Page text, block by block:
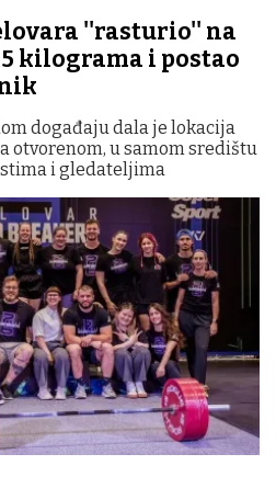
''rasturio'' na
kilograma i postao
događaju dala je lokacija
otvorenom, u samom središtu
i gledateljima